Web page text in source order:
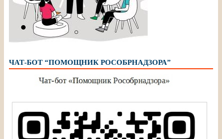
ЧАТ-БОТ “ПОМОЩНИК РОСОБРНАДЗОРА”